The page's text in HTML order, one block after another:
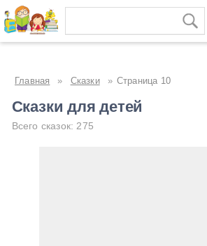
Главная » Сказки » Страница 10
Сказки для детей
Всего сказок: 275